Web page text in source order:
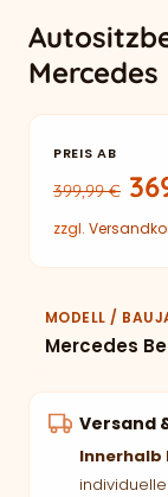
Mercedes
PREIS AB
399,99€
zzgl.
MODELL /
Mercedes
Versand
Innerhalb